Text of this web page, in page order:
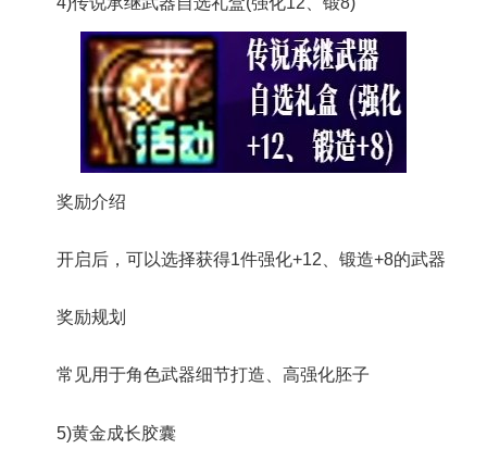
奖励介绍
开启后，可以选择获得1件强化+12、锻造+8的武器
奖励规划
常见用于角色武器细节打造、高强化胚子
5)黄金成长胶囊